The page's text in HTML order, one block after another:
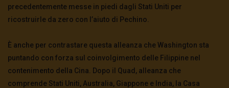
precedentemente messe in piedi dagli Stati Uniti per
ricostruirle da zero con l’aiuto di Pechino.
È anche per contrastare questa alleanza che Washington sta
puntando con forza sul coinvolgimento delle Filippine nel
contenimento della Cina. Dopo il Quad, alleanza che
comprende Stati Uniti, Australia, Giappone e India, la Casa